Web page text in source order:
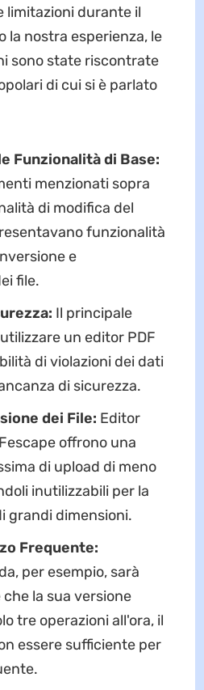
limitazioni durante il
la nostra esperienza, le
sono state riscontrate
di cui si è parlato
Funzionalità di Base:
menzionati sopra
di modifica del
funzionalità
e
file.
Il principale
un editor PDF
di violazioni dei dati
di sicurezza.
dei File: Editor
offrono una
di upload di meno
inutilizzabili per la
grandi dimensioni.
Frequente:
per esempio, sarà
la sua versione
tre operazioni all'ora, il
essere sufficiente per